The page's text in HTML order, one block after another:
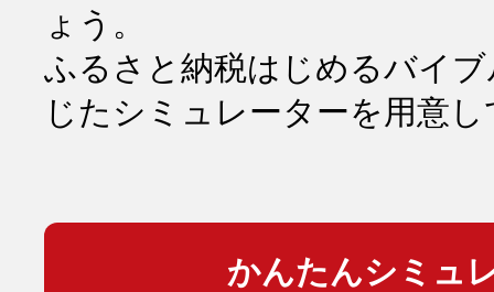
ょう。
ふるさと納税はじめるバイ
じたシミュレーターを用意
かんたんシミュ